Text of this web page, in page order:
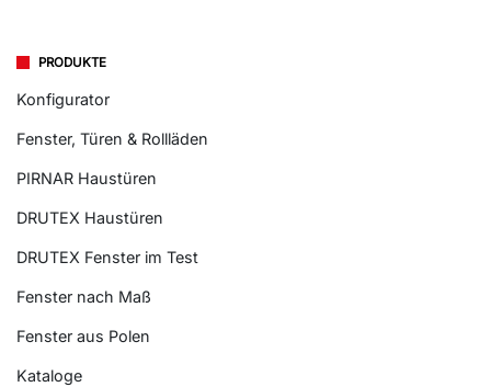
PRODUKTE
Konfigurator
Fenster, Türen & Rollläden
PIRNAR Haustüren
DRUTEX Haustüren
DRUTEX Fenster im Test
Fenster nach Maß
Fenster aus Polen
Kataloge